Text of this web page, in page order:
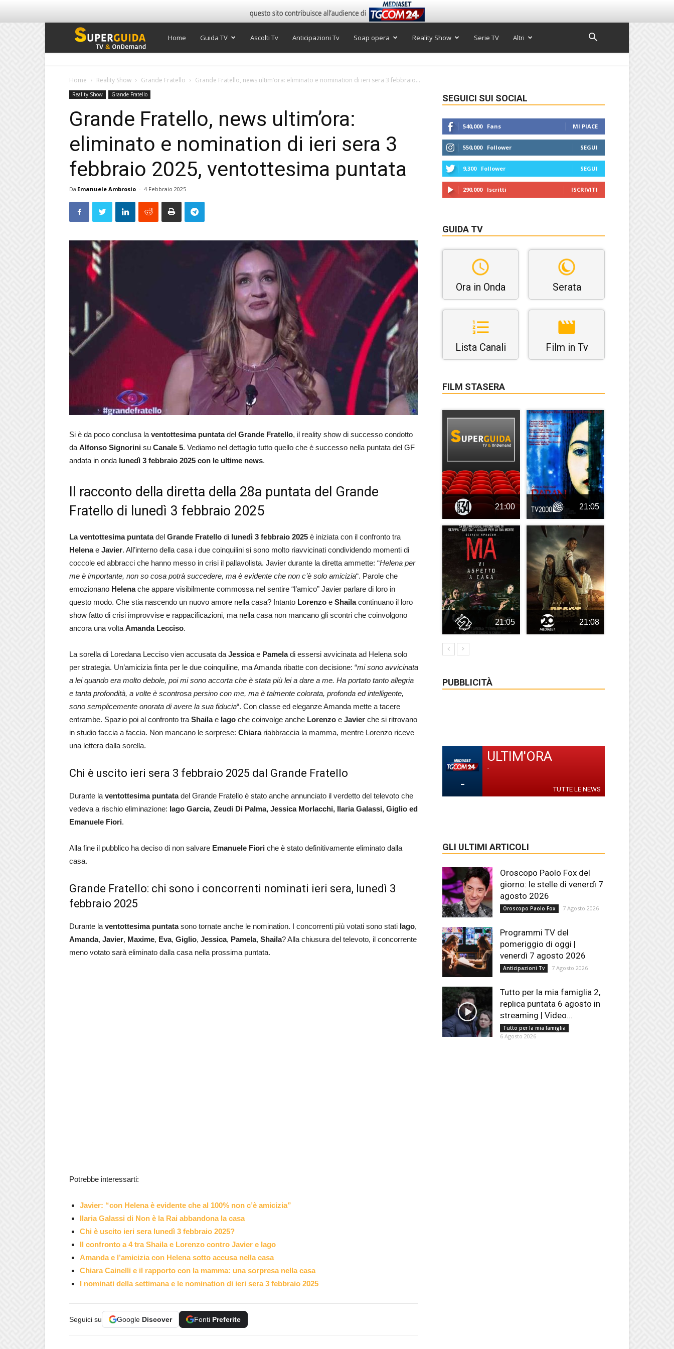
Super
Home Guida TV Ascolti Tv Anticipazioni Tv Soap opera Reality Show Serie TV Altri
Home Reality Show Grande Fratello Grande Fratello, news ultim’ora: eliminato e nomination di ieri sera 3 febbraio...
Reality Show Grande Fratello
Grande Fratello, news ultim’ora:
eliminato e nomination di ieri sera 3
febbraio 2025, ventottesima puntata
Da Emanuele Ambrosio - 4 Febbraio 2025
Si è da poco conclusa la ventottesima puntatadel Grande Fratello, il reality show di successo condotto
da Alfonso Signorini su Canale 5. Vediamo nel dettaglio tutto quello che è successo nella puntata del GF
andata in onda lunedì 3 febbraio 2025 con le ultime news.
Il racconto della diretta della 28a puntata del Grande
Fratello di lunedì 3 febbraio 2025
La ventottesima puntatadel Grande Fratello di lunedì 3 febbraio 2025 è iniziata con il confronto tra
Helenae Javier. All’interno della casa i due coinquilini si sono molto riavvicinati condividendo momenti di
coccole ed abbracci che hanno messo in crisi il pallavolista. Javier durante la diretta ammette: “Helena per
me è importante, non so cosa potrà succedere, ma è evidente che non c’è solo amicizia“. Parole che
emozionano Helenache appare visibilmente commossa nel sentire “l’amico” Javier parlare di loro in
questo modo. Che stia nascendo un nuovo amore nella casa? Intanto Lorenzo e Shailacontinuano il loro
show fatto di crisi improvvise e rappacificazioni, ma nella casa non mancano gli scontri che coinvolgono
ancora una volta Amanda Lecciso.
La sorella di Loredana Lecciso vien accusata da Jessicae Pameladi essersi avvicinata ad Helena solo
per strategia. Un’amicizia finta per le due coinquiline, ma Amanda ribatte con decisione: “mi sono avvicinata
a lei quando era molto debole, poi mi sono accorta che è stata più lei a dare a me. Ha portato tanto allegria
e tanta profondità, a volte è scontrosa persino con me, ma è talmente colorata, profonda ed intelligente,
sono semplicemente onorata di avere la sua fiducia“. Con classe ed eleganze Amanda mette a tacere
entrambe. Spazio poi al confronto tra Shailae Iago che coinvolge anche Lorenzo e Javier che si ritrovano
in studio faccia a faccia. Non mancano le sorprese: Chiarariabbraccia la mamma, mentre Lorenzo riceve
una lettera dalla sorella.
Chi è uscito ieri sera 3 febbraio 2025 dal Grande Fratello
Durante la ventottesima puntatadel Grande Fratello è stato anche annunciato il verdetto del televoto che
vedeva a rischio eliminazione: Iago Garcia, Zeudi Di Palma, Jessica Morlacchi, Ilaria Galassi, Giglio ed
Emanuele Fiori.
Alla fine il pubblico ha deciso di non salvare Emanuele Fiori che è stato definitivamente eliminato dalla
casa.
Grande Fratello: chi sono i concorrenti nominati ieri sera, lunedì 3
febbraio 2025
Durante la ventottesima puntatasono tornate anche le nomination. I concorrenti più votati sono stati Iago,
Amanda, Javier, Maxime, Eva, Giglio, Jessica, Pamela, Shaila? Alla chiusura del televoto, il concorrente
meno votato sarà eliminato dalla casa nella prossima puntata.
Potrebbe interessarti:
Javier: “con Helena è evidente che al 100% non c’è amicizia”
Ilaria Galassi di Non è la Rai abbandona la casa
Chi è uscito ieri sera lunedì 3 febbraio 2025?
Il confronto a 4 tra Shaila e Lorenzo contro Javier e Iago
Amanda e l’amicizia con Helena sotto accusa nella casa
Chiara Cainelli e il rapporto con la mamma: una sorpresa nella casa
I nominati della settimana e le nomination di ieri sera 3 febbraio 2025
Seguici su Google Discover Fonti Preferite
SEGUICI SUI SOCIAL
540,000 Fans MI PIACE
550,000 Follower SEGUI
9,300 Follower SEGUI
290,000 Iscritti ISCRIVITI
GUIDA TV
Ora in Onda Serata
Lista Canali Film in Tv
FILM STASERA
21:00 21:05
21:05 21:08
PUBBLICITÀ
-
ULTIM'ORA
-
TUTTE LE NEWS
GLI ULTIMI ARTICOLI
Oroscopo Paolo Fox del
giorno: le stelle di venerdì 7
agosto 2026
Oroscopo Paolo Fox 7 Agosto 2026
Programmi TV del
pomeriggio di oggi |
venerdì 7 agosto 2026
Anticipazioni Tv 7 Agosto 2026
Tutto per la mia famiglia 2,
replica puntata 6 agosto in
streaming | Video...
Tutto per la mia famiglia
6 Agosto 2026